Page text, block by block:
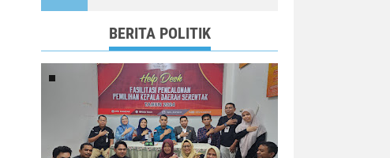
BERITA POLITIK